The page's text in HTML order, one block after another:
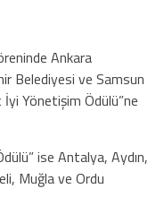
Ankara
Belediyesi ve Samsun
Yönetişim Ödülü”ne
ise Antalya, Aydın,
Muğla ve Ordu